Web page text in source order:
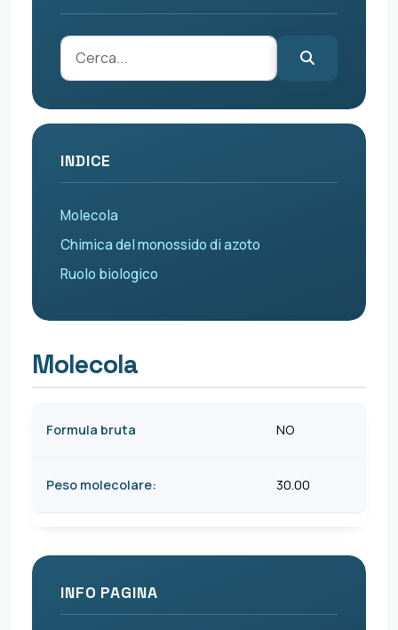
INDICE
Molecola
Chimica del monossido di azoto
Ruolo biologico
Molecola
Formula bruta NO
Peso molecolare: 30.00
INFO PAGINA